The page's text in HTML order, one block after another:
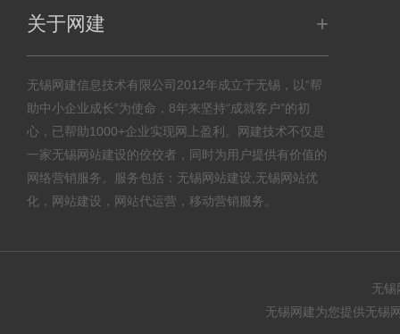
关于网建 +
无锡网建信息技术有限公司2012年成立于无锡，以“帮
助中小企业成长”为使命，8年来坚持“成就客户”的初
心，已帮助1000+企业实现网上盈利。网建技术不仅是
一家无锡网站建设的佼佼者，同时为用户提供有价值的
网络营销服务。服务包括：无锡网站建设,无锡网站优
化，网站建设，网站代运营，移动营销服务。
无
无锡网建为您提供无锡